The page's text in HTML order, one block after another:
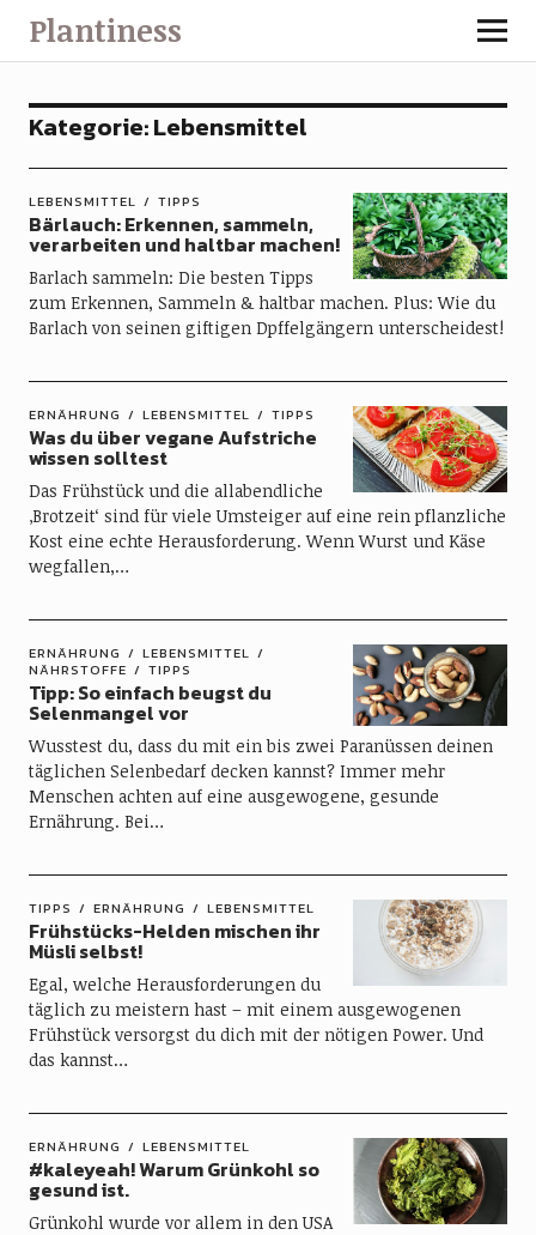
Plantiness
Kategorie:Lebensmittel
LEBENSMITTEL TIPPS
Bärlauch: Erkennen, sammeln,
verarbeiten und haltbar machen!
Barlach sammeln: Die besten Tipps
zum Erkennen, Sammeln & haltbar machen. Plus: Wie du
Barlach von seinen giftigen Dpffelgängern unterscheidest!
ERNÄHRUNG LEBENSMITTEL TIPPS
Was du über vegane Aufstriche
wissen solltest
Das Frühstück und die allabendliche
‚Brotzeit‘ sind für viele Umsteiger auf eine rein pflanzliche
Kost eine echte Herausforderung. Wenn Wurst und Käse
wegfallen,…
ERNÄHRUNG
LEBENSMITTEL
NÄHRSTOFFE
TIPPS
Tipp: So einfach beugst du
Selenmangel vor
Wusstest du, dass du mit ein bis zwei Paranüssen deinen
täglichen Selenbedarf decken kannst? Immer mehr
Menschen achten auf eine ausgewogene, gesunde
Ernährung. Bei…
TIPPS ERNÄHRUNG LEBENSMITTEL
Frühstücks-Helden mischen ihr
Müsli selbst!
Egal, welche Herausforderungen du
täglich zu meistern hast – mit einem ausgewogenen
Frühstück versorgst du dich mit der nötigen Power. Und
das kannst…
ERNÄHRUNG LEBENSMITTEL
#kaleyeah! Warum Grünkohl so
gesund ist.
Grünkohl wurde vor allem in den USA